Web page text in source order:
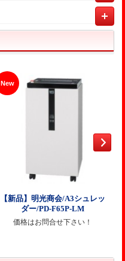
New
【新品】明光商会/A3シュレッ
ダー/PD-F65P-LM
価格はお問合せ下さい！